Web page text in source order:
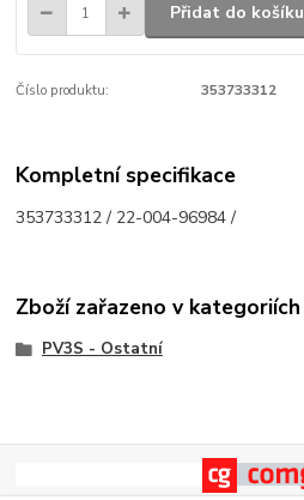
Přidat do košíku
Číslo produktu: 353733312
Kompletní specifikace
353733312 / 22-004-96984 /
Zboží zařazeno v kategoriích
PV3S - Ostatní